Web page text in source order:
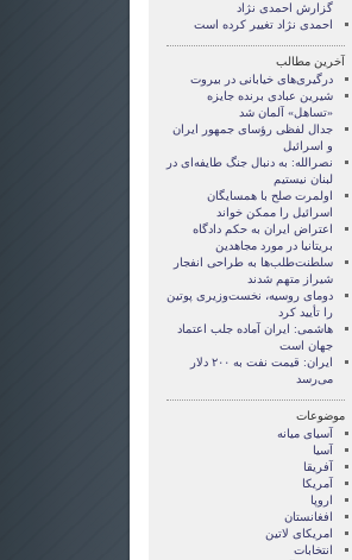
گزارش احمدی نژاد
احمدی نژاد تغییر کرده است
آخرین مطالب
درگیری‌های خیابانی در بیروت
شیرین عبادی برنده جایزه
«تساهل» آلمان شد
جدال لفظی رؤسای جمهور ایران
و اسرائیل
نصرالله: به دنبال جنگ طایفه‌ای در
لبنان نیستیم
اولمرت صلح با همسایگان
اسرائیل را ممکن خواند
اعتراض ایران به حکم دادگاه
بریتانیا در مورد مجاهدین
سلطنت‌طلب‌ها به طراحی انفجار
شیراز متهم شدند
دومای روسیه، نخست‌وزیری پوتین
را تأیید کرد
هاشمی: ایران آماده جلب اعتماد
جهان است
ایران: قیمت نفت به ۲۰۰ دلار
می‌رسد
موضوعات
آسيای ميانه
آسیا
آفریقا
آمریکا
اروپا
افغانستان
امریکای لاتین
انتخابات